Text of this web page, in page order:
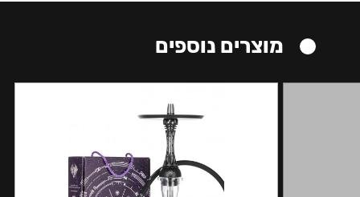
מוצרים נוספים